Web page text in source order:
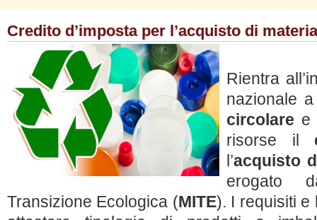
Credito d’imposta per l’acquisto di
Rientra
nazionale
circolare e
risorse il
l’acquisto
erogato
Transizione Ecologica (MITE). I requisiti e